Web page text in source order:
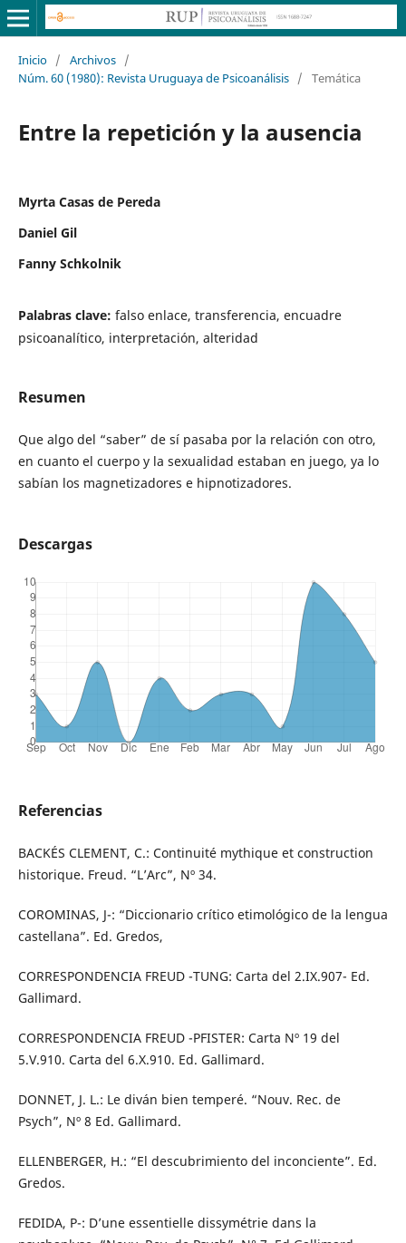
Inicio / Archivos /
Núm. 60 (1980): Revista Uruguaya de Psicoanálisis / Temática
Entre la repetición y la ausencia
Myrta Casas de Pereda
Daniel Gil
Fanny Schkolnik
Palabras clave: falso enlace, transferencia, encuadre
psicoanalítico, interpretación, alteridad
Resumen
Que algo del “saber” de sí pasaba por la relación con otro,
en cuanto el cuerpo y la sexualidad estaban en juego, ya lo
sabían los magnetizadores e hipnotizadores.
Descargas
Referencias
BACKÉS CLEMENT, C.: Continuité mythique et construction
historique. Freud. “L’Arc”, Nº 34.
COROMINAS, J-: “Diccionario crítico etimológico de la lengua
castellana”. Ed. Gredos,
CORRESPONDENCIA FREUD -TUNG: Carta del 2.IX.907- Ed.
Gallimard.
CORRESPONDENCIA FREUD -PFISTER: Carta Nº 19 del
5.V.910. Carta del 6.X.910. Ed. Gallimard.
DONNET, J. L.: Le diván bien temperé. “Nouv. Rec. de
Psych”, Nº 8 Ed. Gallimard.
ELLENBERGER, H.: “El descubrimiento del inconciente”. Ed.
Gredos.
FEDIDA, P-: D’une essentielle dissymétrie dans la